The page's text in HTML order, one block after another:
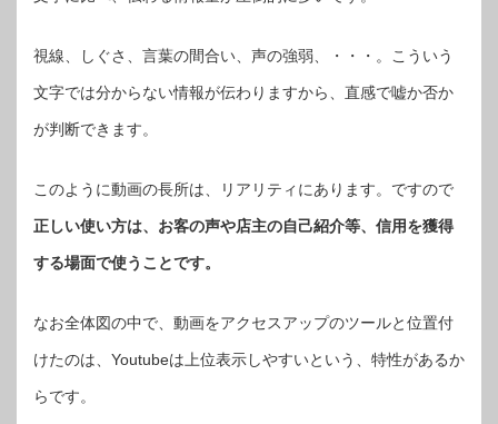
視線、しぐさ、言葉の間合い、声の強弱、・・・。こういう
文字では分からない情報が伝わりますから、直感で嘘か否か
が判断できます。
このように動画の長所は、リアリティにあります。ですので
正しい使い方は、お客の声や店主の自己紹介等、信用を獲得
する場面で使うことです。
なお全体図の中で、動画をアクセスアップのツールと位置付
けたのは、Youtubeは上位表示しやすいという、特性があるか
らです。